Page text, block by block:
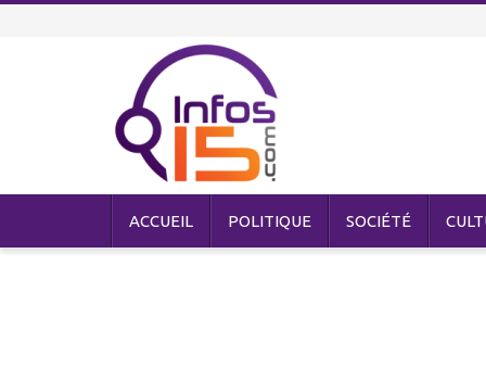
ACCUEIL POLITIQUE SOCIÉTÉ